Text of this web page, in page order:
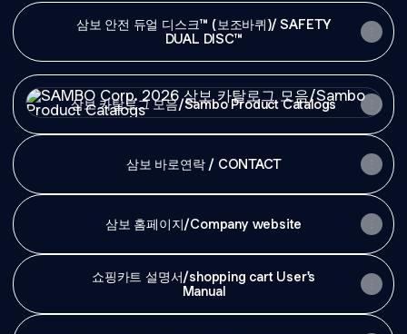
삼보 안전 듀얼 디스크™ (보조바퀴)/ SAFETY
DUAL DISC™
삼보 카탈로그 모음/Sambo Product Catalogs
삼보 카탈로그 모음/Sambo Product Catalogs
삼보 바로연락 / CONTACT
삼보 홈페이지/Company website
쇼핑카트 설명서/shopping cart User's
Manual